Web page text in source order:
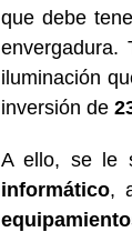
que debe
envergadura.
iluminación
inversión de
A ello, se le
informático,